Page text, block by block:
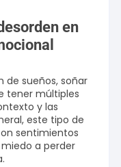
en
de sueños, soñar
tener múltiples
y las
este tipo de
sentimientos
a perder